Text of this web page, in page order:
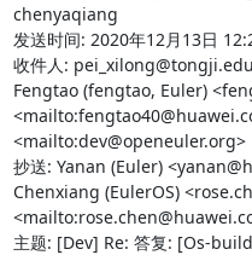
chenyaqiang
发送时间: 2020年12月13日
收件人:
Fengtao (fengtao, Euler)
<mailto:dev@openeuler.org>
抄送: Yanan (Euler)
Chenxiang (EulerOS)
主题: [Dev] Re: 答复: [Os-